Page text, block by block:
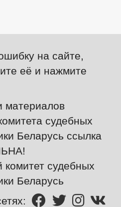
на сайте,
её и нажмите
материалов
судебных
Беларусь ссылка
комитет судебных
Беларусь